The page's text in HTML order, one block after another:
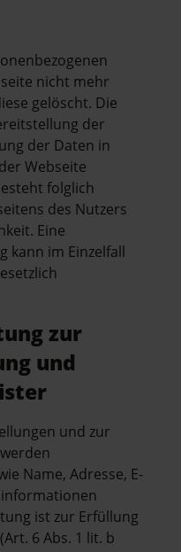
nicht mehr
gelöscht. Die
der
der Daten in
Webseite
folglich
des Nutzers
Eine
kann im Einzelfall
zur
und
und zur
Name, Adresse, E-
ist zur Erfüllung
6 Abs. 1 lit. b